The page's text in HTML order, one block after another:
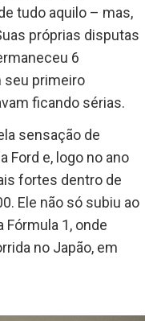
tudo aquilo – mas,
próprias disputas
6
seu primeiro
ficando sérias.
sensação de
Ford e, logo no ano
fortes dentro de
Ele não só subiu ao
1, onde
no Japão, em